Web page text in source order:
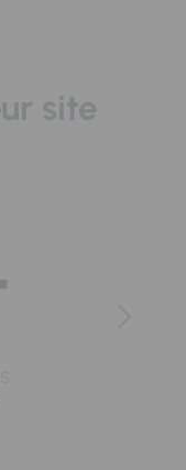
site